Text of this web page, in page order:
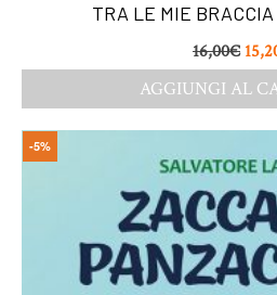
TRA LE MIE
16,00€
AGGIUNGI AL
-5%